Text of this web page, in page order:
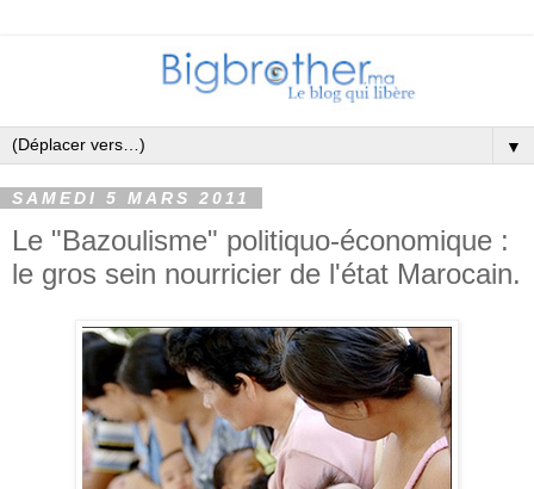
▼
SAMEDI 5 MARS 2011
Le "Bazoulisme" politiquo-économique :
le gros sein nourricier de l'état Marocain.